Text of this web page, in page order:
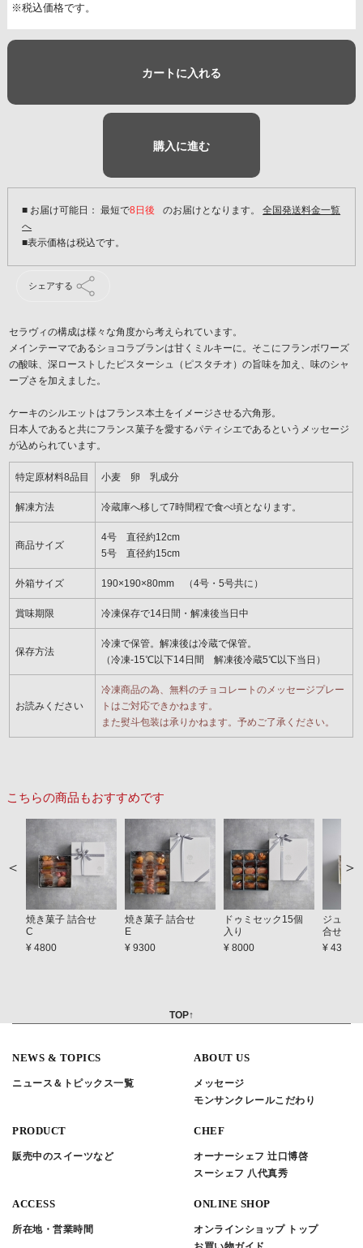
※税込価格です。
カートに入れる
購入に進む
■ お届け可能日： 最短で8日後 のお届けとなります。
全国発送料金一覧
へ
シェアする
セラヴィの構成は様々な角度から考えられています。
メインテーマであるショコラブランは甘くミルキーに。そこにフランボワーズ
の酸味、深ローストしたピスターシュ（ピスタチオ）の旨味を加え、味のシャ
ープさを加えました。
ケーキのシルエットはフランス本土をイメージさせる六角形。
日本人であると共にフランス菓子を愛するパティシエであるというメッセージ
が込められています。
特定原材料8品目 小麦 卵 乳成分
解凍方法 冷蔵庫へ移して7時間程で食べ頃となります。
商品サイズ
4号 直径約12cm
5号 直径約15cm
外箱サイズ 190×190×80mm （4号・5号共に）
賞味期限 冷凍保存で14日間・解凍後当日中
保存方法
冷凍で保管。解凍後は冷蔵で保管。
（冷凍-15℃以下14日間 解凍後冷蔵5℃以下当日）
お読みください
冷凍商品の為、無料のチョコレートのメッセージプレー
トはご対応できかねます。
また熨斗包装は承りかねます。予めご了承ください。
こちらの商品もおすすめです
焼き菓子 詰合せ
C
¥ 4800
焼き菓子 詰合せ
E
¥ 9300
ドゥミセック15個
入り
¥ 8000
ジュレ
合せ A
¥ 4300
TOP↑
NEWS & TOPICS
ニュース＆トピックス一覧
ABOUT US
メッセージ
モンサンクレールこだわり
PRODUCT
販売中のスイーツなど
CHEF
オーナーシェフ 辻口博啓
スーシェフ 八代真秀
ACCESS
所在地・営業時間
ONLINE SHOP
オンラインショップ トップ